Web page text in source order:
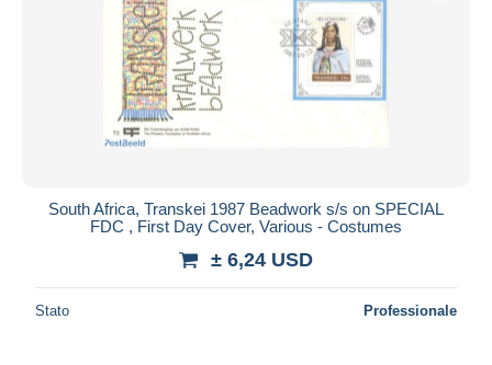
South Africa, Transkei 1987 Beadwork s/s on SPECIAL
FDC , First Day Cover, Various - Costumes
± 6,24 USD
Stato Professionale